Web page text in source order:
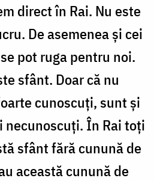
direct în Rai. Nu este
De asemenea şi cei
pot ruga pentru noi.
sfânt. Doar că nu
cunoscuţi, sunt şi
necunoscuţi. În Rai toţi
sfânt fără cunună de
această cunună de